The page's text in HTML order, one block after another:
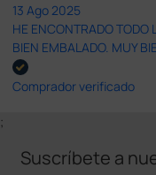
13 Ago 2025
HE ENCONTRADO TODO
BIEN EMBALADO. MUY
Comprador verificado
;
Suscríbete a